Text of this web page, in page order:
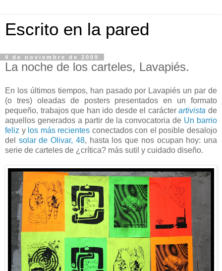
Escrito en la pared
4 de noviembre de 2009
La noche de los carteles, Lavapiés.
En los últimos tiempos, han pasado por Lavapiés un par de
(o tres) oleadas de posters presentados en un formato
pequeño, trabajos que han ido desde el carácterartivista de
aquellos generados a partir de la convocatoria de Un barrio
feliz y los más recientes conectados con el posible desalojo
del solar de Olivar, 48, hasta los que nos ocupan hoy: una
serie de carteles de ¿crítica? más sutil y cuidado diseño.